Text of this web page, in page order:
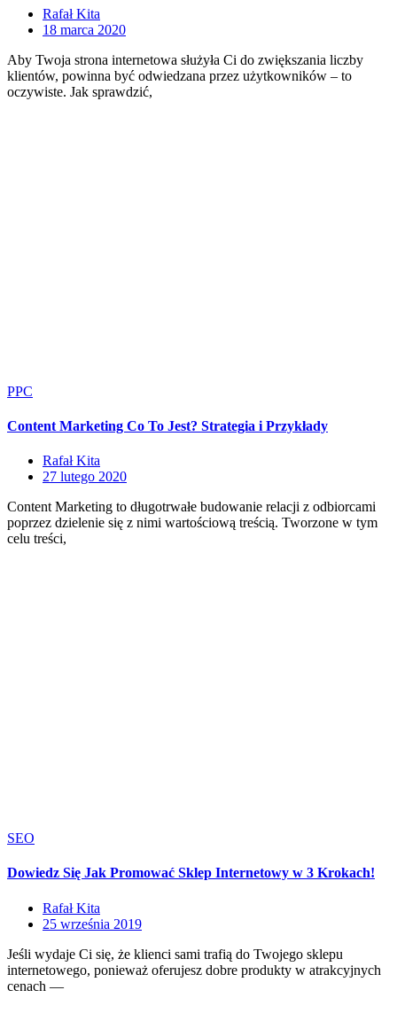
Rafał Kita
18 marca 2020
Aby Twoja strona internetowa służyła Ci do zwiększania liczby
klientów, powinna być odwiedzana przez użytkowników – to
oczywiste. Jak sprawdzić,
PPC
Content Marketing Co To Jest? Strategia i Przykłady
Rafał Kita
27 lutego 2020
Content Marketing to długotrwałe budowanie relacji z odbiorcami
poprzez dzielenie się z nimi wartościową treścią. Tworzone w tym
celu treści,
SEO
Dowiedz Się Jak Promować Sklep Internetowy w 3 Krokach!
Rafał Kita
25 września 2019
Jeśli wydaje Ci się, że klienci sami trafią do Twojego sklepu
internetowego, ponieważ oferujesz dobre produkty w atrakcyjnych
cenach —